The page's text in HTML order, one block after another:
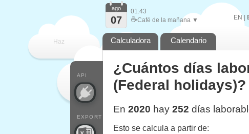
Haz
que
EN|
API
EXPORT
ago
07
01:43
☕Café de la mañana ▼
Calculadora Calendario
¿Cuántos días
(Federal holidays)?
En 2020 hay 252 días
Esto se calcula a partir de: